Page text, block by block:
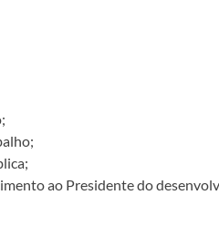
ao Presidente do